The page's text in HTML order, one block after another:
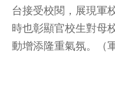
台接受校閱，展現軍
時也彰顯官校生對母
動增添隆重氣氛。（